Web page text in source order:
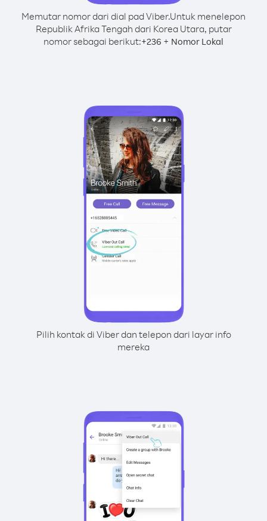
Memutar nomor dari dial pad Viber.Untuk menelepon
Republik Afrika Tengah dari Korea Utara, putar
nomor sebagai berikut:+236 + Nomor Lokal
Pilih kontak di Viber dan telepon dari layar info
mereka